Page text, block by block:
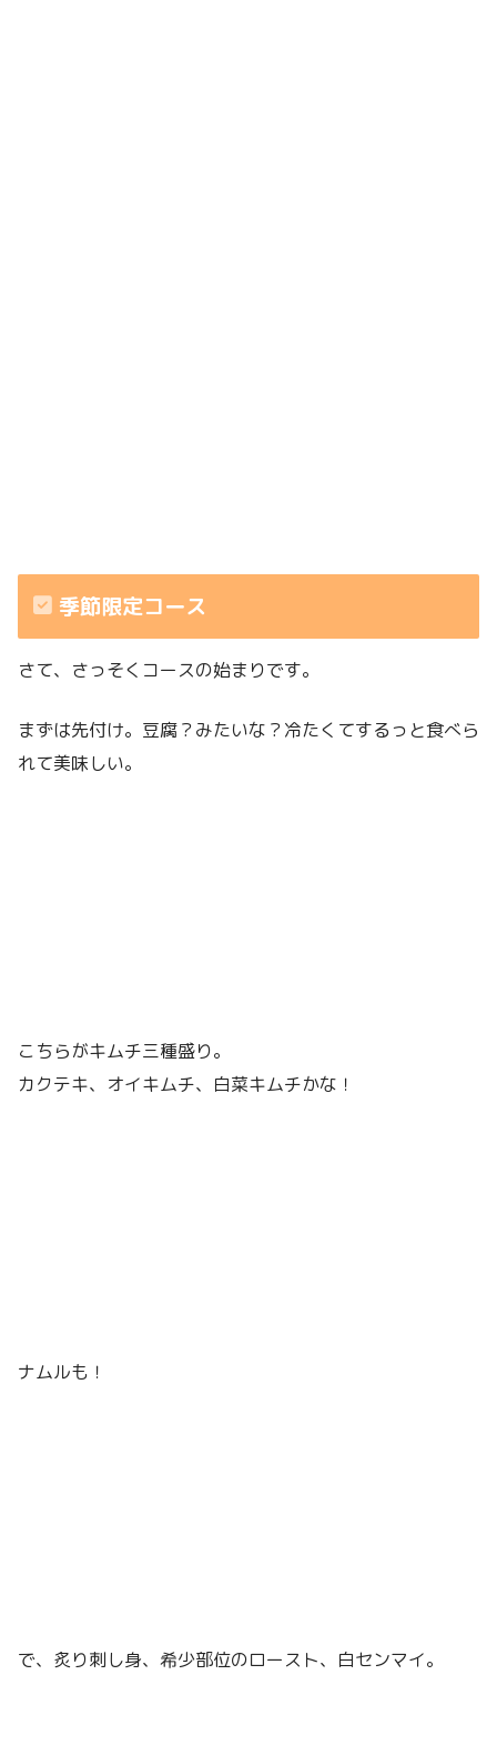
季節限定コース
さて、さっそくコースの始まりです。
まずは先付け。豆腐？みたいな？冷たくてするっと食べら
れて美味しい。
こちらがキムチ三種盛り。
カクテキ、オイキムチ、白菜キムチかな！
ナムルも！
で、炙り刺し身、希少部位のロースト、白センマイ。